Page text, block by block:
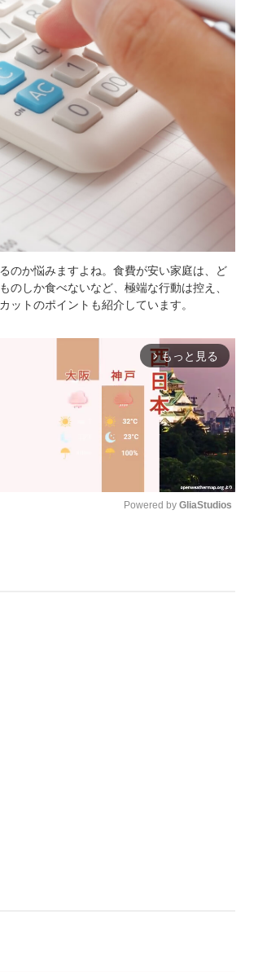
のか悩みますよね。食費が安い家庭は、ど
しか食べないなど、極端な行動は控え、
トのポイントも紹介しています。
arrow_forward_ios もっと見る
Powered by GliaStudios